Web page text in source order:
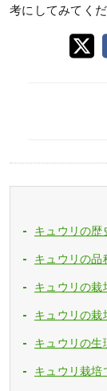
考にしてみてくだ
キュウリの歴
キュウリの品
キュウリの栽
キュウリの栽
キュウリの生
キュウリ栽培